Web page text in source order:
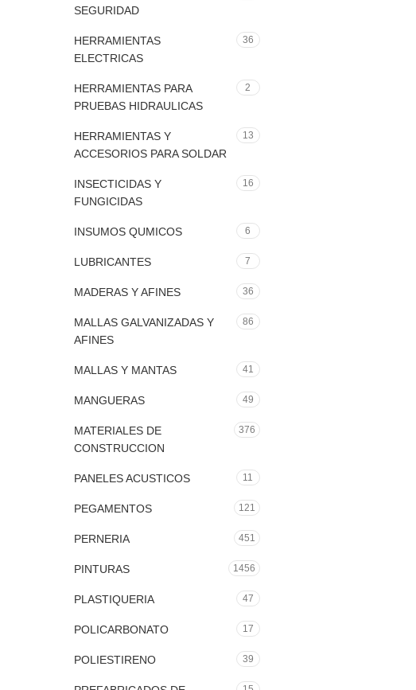
SEGURIDAD
HERRAMIENTAS
ELECTRICAS
36
HERRAMIENTAS PARA
PRUEBAS HIDRAULICAS
2
HERRAMIENTAS Y
ACCESORIOS PARA SOLDAR
13
INSECTICIDAS Y
FUNGICIDAS
16
INSUMOS QUMICOS 6
LUBRICANTES 7
MADERAS Y AFINES 36
MALLAS GALVANIZADAS Y
AFINES
86
MALLAS Y MANTAS 41
MANGUERAS 49
MATERIALES DE
CONSTRUCCION
376
PANELES ACUSTICOS 11
PEGAMENTOS 121
PERNERIA 451
PINTURAS 1456
PLASTIQUERIA 47
POLICARBONATO 17
POLIESTIRENO 39